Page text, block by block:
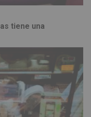
tiene una